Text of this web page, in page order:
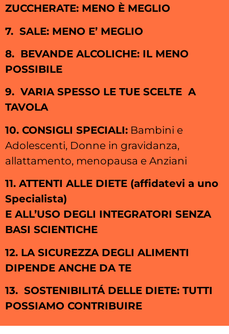
ZUCCHERATE: MENO È MEGLIO
7. SALE: MENO E’ MEGLIO
8. BEVANDE ALCOLICHE: IL MENO
POSSIBILE
9. VARIA SPESSO LE TUE SCELTE A
TAVOLA
10. CONSIGLI SPECIALI: Bambini e
Adolescenti, Donne in gravidanza,
allattamento, menopausa e Anziani
11. ATTENTI ALLE DIETE (affidatevi a uno
Specialista)
E ALL’USO DEGLI INTEGRATORI SENZA
BASI SCIENTICHE
12. LA SICUREZZA DEGLI ALIMENTI
DIPENDE ANCHE DA TE
13. SOSTENIBILITÁ DELLE DIETE: TUTTI
POSSIAMO CONTRIBUIRE